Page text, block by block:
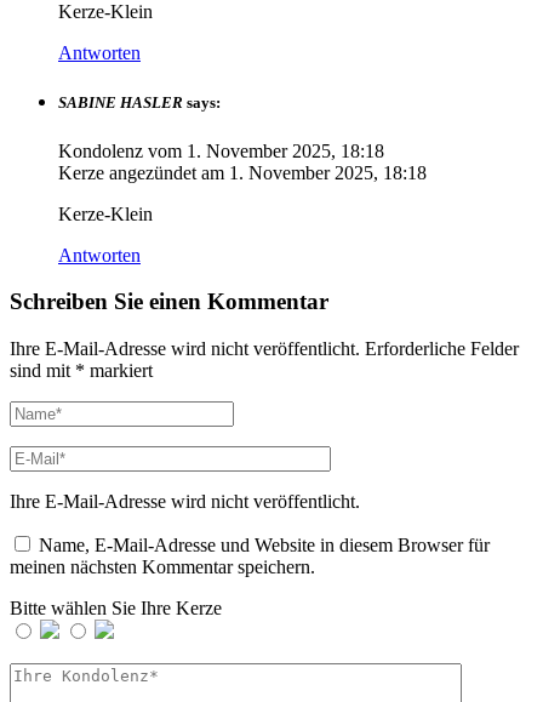
Kerze-Klein
Antworten
SABINE HASLER says:
Kondolenz vom 1. November 2025, 18:18
Kerze angezündet am 1. November 2025, 18:18
Kerze-Klein
Antworten
Schreiben Sie einen Kommentar
Ihre E-Mail-Adresse wird nicht veröffentlicht. Erforderliche Felder
sind mit * markiert
Ihre E-Mail-Adresse wird nicht veröffentlicht.
Name, E-Mail-Adresse und Website in diesem Browser für
meinen nächsten Kommentar speichern.
Bitte wählen Sie Ihre Kerze